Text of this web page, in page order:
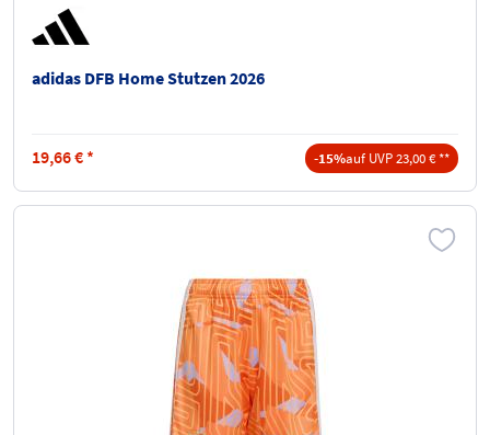
adidas DFB Home Stutzen 2026
19,66€ * -15%auf UVP 23,00 € **